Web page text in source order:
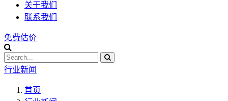
关于我们
联系我们
免费估价
行业新闻
首页